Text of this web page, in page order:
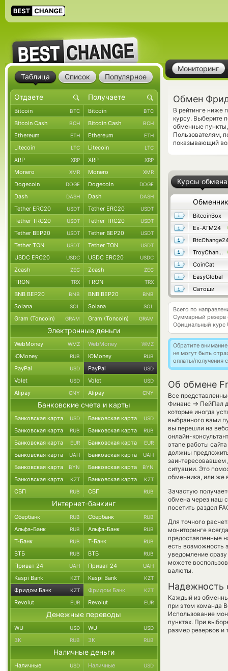
Мониторинг
Обмен
В рейтинге ниже
курсу. Выберите
обменные
Пользователям,
показывающий
Курсы обмена
Обменник
BitcoinBox
Ex-ATM24
TroyChange
CoinCat
EasyGlobal
Сатоши
Всего по
Суммарный резерв
Официальный курс
Обратите
не могут быть
оплаты/получения
Об обмене
Все
Финанс → ПейПал
которые иногда
выбранного вами
вы перешли на
онлайн-
этапе работы
должны
ситуации. Это
обменника, или же
Зачастую
обмена через наш
посетить раздел
Для точного
мониторинге
предоставленные
есть возможность
уведомление сразу
можете
валюты.
Надежность
Каждый из
при этом команда
Использование
пунктах. При
размер резервов и
Таблица Список Популярное
Bitcoin BTC Bitcoin BTC
Bitcoin Cash BCH Bitcoin Cash BCH
Ethereum ETH Ethereum ETH
Litecoin LTC Litecoin LTC
XRP XRP XRP XRP
Monero XMR Monero XMR
Dogecoin DOGE Dogecoin DOGE
Dash DASH Dash DASH
Tether ERC20 USDT Tether ERC20 USDT
Tether TRC20 USDT Tether TRC20 USDT
Tether BEP20 USDT Tether BEP20 USDT
Tether TON USDT Tether TON USDT
USDC ERC20 USDC USDC ERC20 USDC
Zcash ZEC Zcash ZEC
TRON TRX TRON TRX
BNB BEP20 BNB BNB BEP20 BNB
Solana SOL Solana SOL
Gram (Toncoin) GRAM Gram (Toncoin) GRAM
Электронные деньги
WebMoney WMZ WebMoney WMZ
ЮMoney RUB ЮMoney RUB
PayPal USD PayPal USD
Volet USD Volet USD
Alipay CNY Alipay CNY
Банковские счета и карты
Банковская карта USD Банковская карта USD
Банковская карта RUB Банковская карта RUB
Банковская карта EUR Банковская карта EUR
Банковская карта UAH Банковская карта UAH
Банковская карта BYN Банковская карта BYN
Банковская карта KZT Банковская карта KZT
СБП RUB СБП RUB
Интернет-банкинг
Сбербанк RUB Сбербанк RUB
Альфа-Банк RUB Альфа-Банк RUB
Т-Банк RUB Т-Банк RUB
ВТБ RUB ВТБ RUB
Приват 24 UAH Приват 24 UAH
Kaspi Bank KZT Kaspi Bank KZT
Фридом Банк KZT Фридом Банк KZT
Revolut EUR Revolut EUR
Денежные переводы
WU USD WU USD
ЗК RUB ЗК RUB
Наличные деньги
Наличные USD Наличные USD